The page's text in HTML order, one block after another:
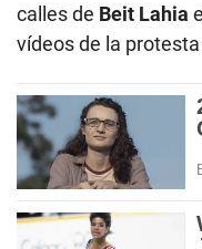
calles de Beit Lahia
vídeos de la